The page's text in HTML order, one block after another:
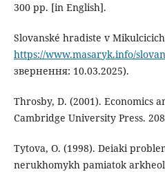
300 pp. [in English].
Slovanské hradistе v
https://www.masaryk.info/
звернення: 10.03.2025).
Throsby, D. (2001). Economics
Cambridge University Press.
Tytova, O. (1998). Deiaki
nerukhomykh pamiatok